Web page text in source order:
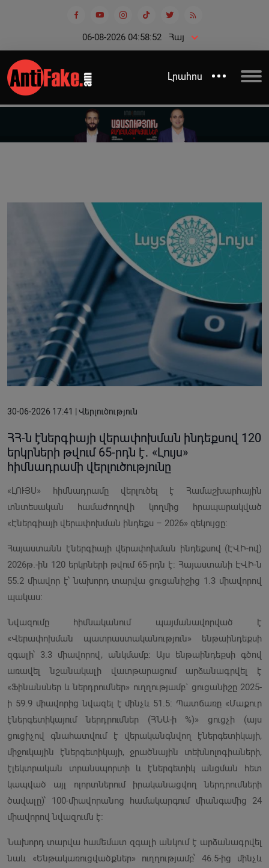
06-08-2026 04:58:53 Հայ
Լրահոս
30-06-2026 17:41 | Վերլուծություն
ՀՀ-ն էներգիայի վերափոխման ինդեքսով 120
երկրների թվում 65-րդն է․ «Լույս»
հիմնադրամի վերլուծությունը
«ԼՈՒՅՍ» հիմնադրամը վերլուծել է Համաշխարհային
տնտեսական համաժողովի կողմից հրապարակված
«Էներգիայի վերափոխման ինդեքս – 2026» զեկույցը։
Հայաստանն էներգիայի վերափոխման ինդեքսով (ԷՎԻ-ով)
2026թ.-ին 120 երկրների թվում 65-րդն է։ Հայաստանի ԷՎԻ-ն
55.2 միավոր է՝ նախորդ տարվա ցուցանիշից 1.3 միավորով
պակաս։
Նվազումը հիմնականում պայմանավորված է
«Վերափոխման պատրաստականություն» ենթաինդեքսի
զգալի՝ 3.3 միավորով, անկմամբ։ Այս ենթաինդեքսի գծով
առավել նշանակալի վատթարացում արձանագրվել է
«Ֆինանսներ և ներդրումներ» ուղղությամբ` ցուցանիշը 2025-
ի 59.9 միավորից նվազել է մինչև 51.5։ Պատճառը «Մաքուր
էներգետիկայում ներդրումներ (ՀՆԱ-ի %)» ցուցչի (այս
ցուցիչով գնահատվում է վերականգնվող էներգետիկայի,
միջուկային էներգետիկայի, ջրածնային տեխնոլոգիաների,
էլեկտրական տրանսպորտի և էներգետիկ անցման հետ
կապված այլ ոլորտներում իրականացվող ներդրումների
ծավալը)՝ 100-միավորանոց համակարգում միանգամից 24
միավորով նվազումն է։
Նախորդ տարվա համեմատ զգալի անկում է արձանագրվել
նաև «Ենթակառուցվածքներ» ուղղությամբ՝ 46.5-ից մինչև